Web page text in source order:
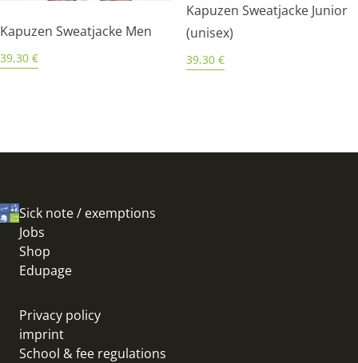
Kapuzen Sweatjacke Men
39,30 €
Kapuzen Sweatjacke Junior
(unisex)
39,30 €
Sick note / exemptions
Jobs
Shop
Edupage
Privacy policy
imprint
School & fee regulations